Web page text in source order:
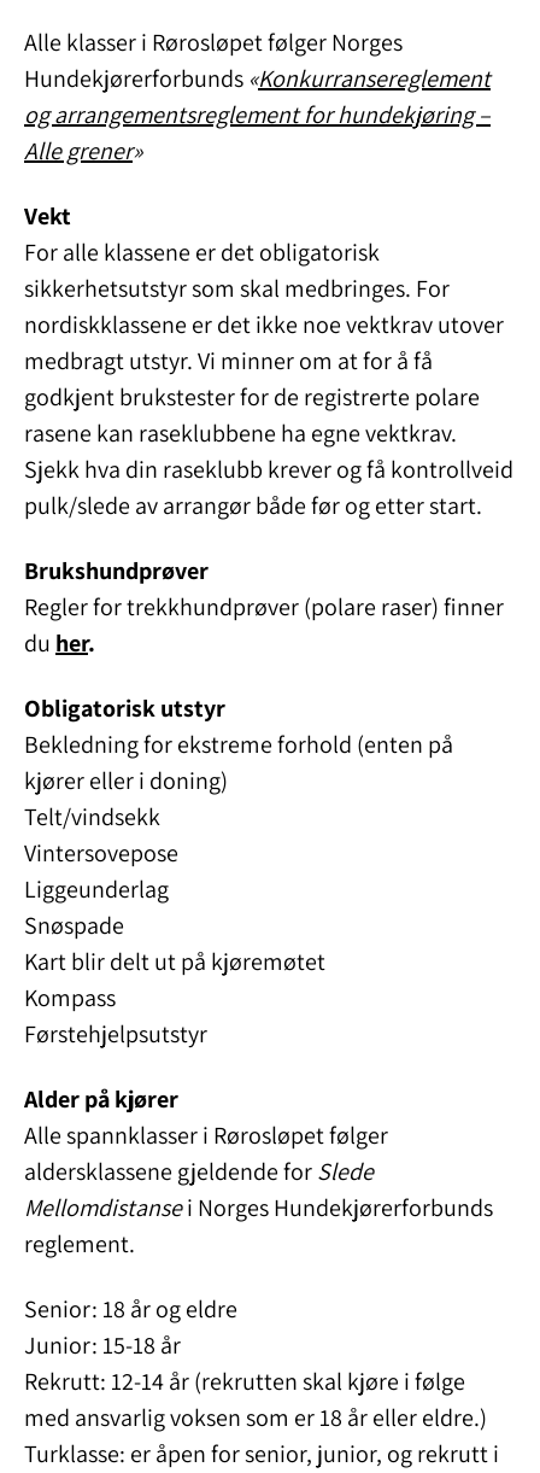
Alle klasser i Rørosløpet følger Norges
Hundekjørerforbunds «Konkurransereglement
og arrangementsreglement for hundekjøring –
Alle grener»
Vekt
For alle klassene er det obligatorisk
sikkerhetsutstyr som skal medbringes. For
nordiskklassene er det ikke noe vektkrav utover
medbragt utstyr. Vi minner om at for å få
godkjent brukstester for de registrerte polare
rasene kan raseklubbene ha egne vektkrav.
Sjekk hva din raseklubb krever og få kontrollveid
pulk/slede av arrangør både før og etter start.
Brukshundprøver
Regler for trekkhundprøver (polare raser) finner
du her.
Obligatorisk utstyr
Bekledning for ekstreme forhold (enten på
kjører eller i doning)
Telt/vindsekk
Vintersovepose
Liggeunderlag
Snøspade
Kart blir delt ut på kjøremøtet
Kompass
Førstehjelpsutstyr
Alder på kjører
Alle spannklasser i Rørosløpet følger
aldersklassene gjeldende forSlede
Mellomdistansei Norges Hundekjørerforbunds
reglement.
Senior: 18 år og eldre
Junior: 15-18 år
Rekrutt: 12-14 år (rekrutten skal kjøre i følge
med ansvarlig voksen som er 18 år eller eldre.)
Turklasse: er åpen for senior, junior, og rekrutt i